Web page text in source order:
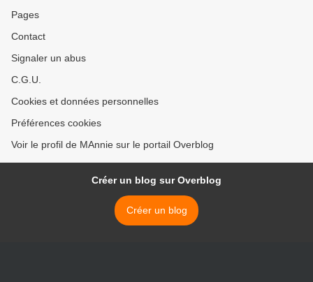
Pages
Contact
Signaler un abus
C.G.U.
Cookies et données personnelles
Préférences cookies
Voir le profil de MAnnie sur le portail Overblog
Créer un blog sur Overblog
Créer un blog